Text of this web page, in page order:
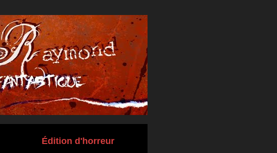
Édition d'horreur